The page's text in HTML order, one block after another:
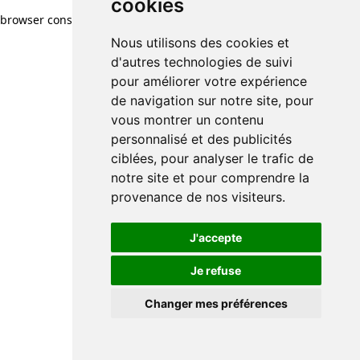
cookies
Nous utilisons des cookies et
d'autres technologies de suivi
pour améliorer votre expérience
de navigation sur notre site, pour
vous montrer un contenu
personnalisé et des publicités
ciblées, pour analyser le trafic de
notre site et pour comprendre la
provenance de nos visiteurs.
J'accepte
Je refuse
Changer mes préférences
browser console for more information)